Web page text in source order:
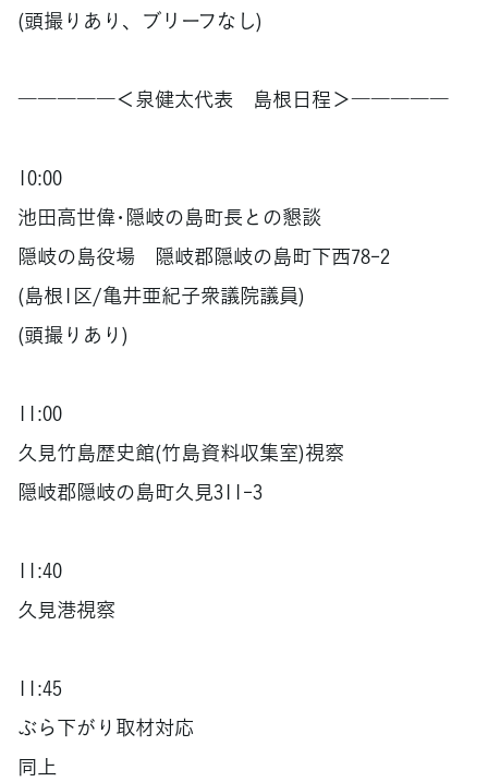
(頭撮りあり、ブリーフなし)
―――――＜泉健太代表 島根日程＞―――――
10:00
池田高世偉･隠岐の島町長との懇談
隠岐の島役場 隠岐郡隠岐の島町下西78-2
(島根1区/亀井亜紀子衆議院議員)
(頭撮りあり)
11:00
久見竹島歴史館(竹島資料収集室)視察
隠岐郡隠岐の島町久見311-3
11:40
久見港視察
11:45
ぶら下がり取材対応
同上